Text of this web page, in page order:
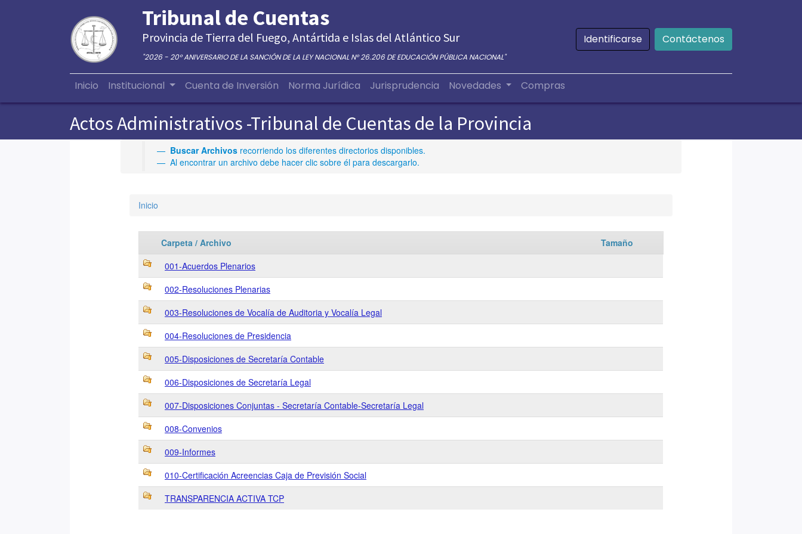
Tribunal de Cuentas
Provincia de Tierra del Fuego, Antártida e Islas del Atlántico Sur
"2026 - 20° ANIVERSARIO DE LA SANCIÓN DE LA LEY NACIONAL N° 26.206 DE EDUCACIÓN PÚBLICA NACIONAL"
Identificarse Contáctenos
Inicio Institucional Cuenta de Inversión Norma Jurídica Jurisprudencia Novedades Compras
Actos Administrativos -Tribunal de Cuentas de la Provincia